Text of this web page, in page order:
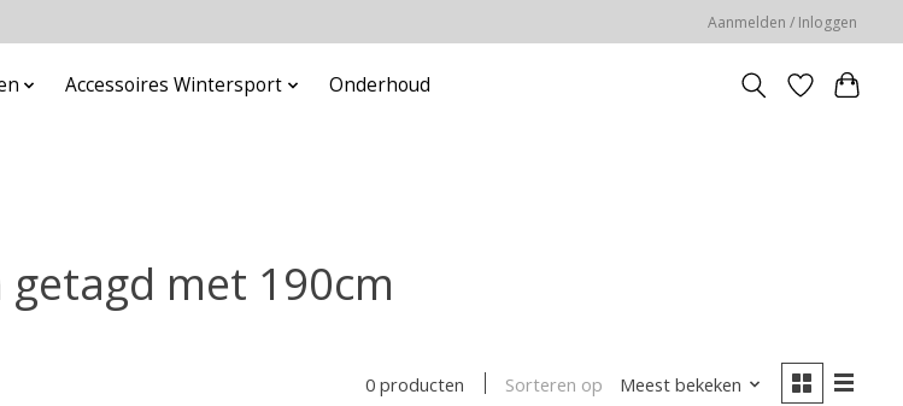
Aanmelden / Inloggen
Accessoires Wintersport Onderhoud
met 190cm
0 producten Sorteren op Meest bekeken